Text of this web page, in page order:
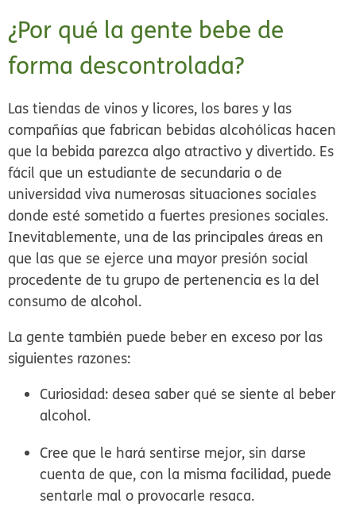
¿Por qué la gente bebe de
forma descontrolada?
Las tiendas de vinos y licores, los bares y las
compañías que fabrican bebidas alcohólicas hacen
que la bebida parezca algo atractivo y divertido. Es
fácil que un estudiante de secundaria o de
universidad viva numerosas situaciones sociales
donde esté sometido a fuertes presiones sociales.
Inevitablemente, una de las principales áreas en
que las que se ejerce una mayor presión social
procedente de tu grupo de pertenencia es la del
consumo de alcohol.
La gente también puede beber en exceso por las
siguientes razones:
Curiosidad: desea saber qué se siente al beber
alcohol.
Cree que le hará sentirse mejor, sin darse
cuenta de que, con la misma facilidad, puede
sentarle mal o provocarle resaca.